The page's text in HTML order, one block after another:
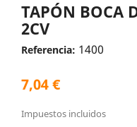
TAPÓN BOCA
2CV
Referencia: 1400
7,04 €
Impuestos incluidos